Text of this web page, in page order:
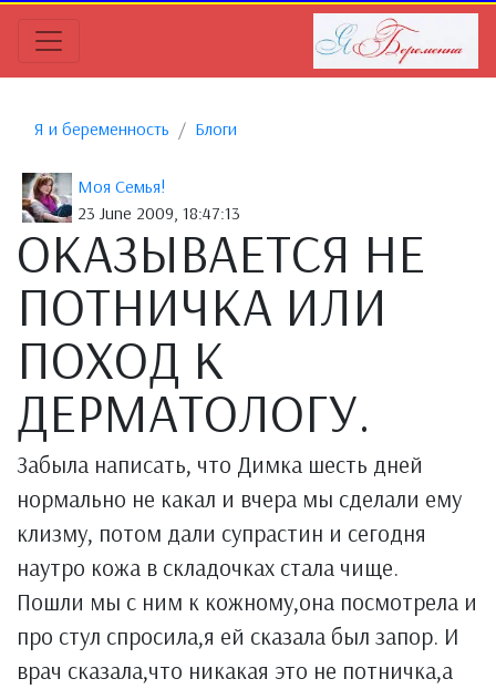
Я и беременность Блоги
Моя Семья!
23 June 2009, 18:47:13
ОКАЗЫВАЕТСЯ НЕ
ПОТНИЧКА ИЛИ
ПОХОД К
ДЕРМАТОЛОГУ.
Забыла написать, что Димка шесть дней
нормально не какал и вчера мы сделали ему
клизму, потом дали супрастин и сегодня
наутро кожа в складочках стала чище.
Пошли мы с ним к кожному,она посмотрела и
про стул спросила,я ей сказала был запор. И
врач сказала,что никакая это не потничка,а